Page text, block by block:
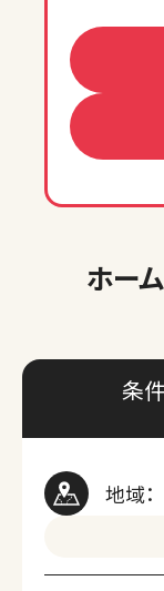
ホー
条
地域：